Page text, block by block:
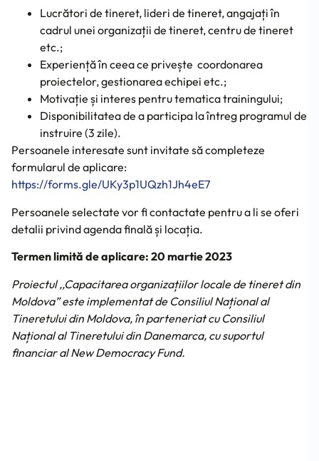
Lucrători de tineret, lideri de tineret, angajați în
cadrul unei organizații de tineret, centru de tineret
etc.;
Experiență în ceea ce privește coordonarea
proiectelor, gestionarea echipei etc.;
Motivație și interes pentru tematica trainingului;
Disponibilitatea de a participa la întreg programul de
instruire (3 zile).
Persoanele interesate sunt invitate să completeze
formularul de aplicare:
https://forms.gle/UKy3p1UQzh1Jh4eE7
Persoanele selectate vor fi contactate pentru a li se oferi
detalii privind agenda finală și locația.
Termen limită de aplicare: 20 martie 2023
Proiectul ,,Capacitarea organizațiilor locale de tineret din
Moldova” este implementat de Consiliul Național al
Tineretului din Moldova, în parteneriat cu Consiliul
Național al Tineretului din Danemarca, cu suportul
financiar al New Democracy Fund.